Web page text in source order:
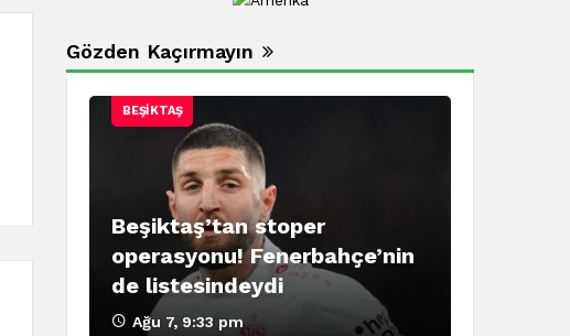
Gözden Kaçırmayın
BEŞIKTAŞ
Beşiktaş’tan stoper
operasyonu! Fenerbahçe’nin
de listesindeydi
Ağu 7, 9:33 pm